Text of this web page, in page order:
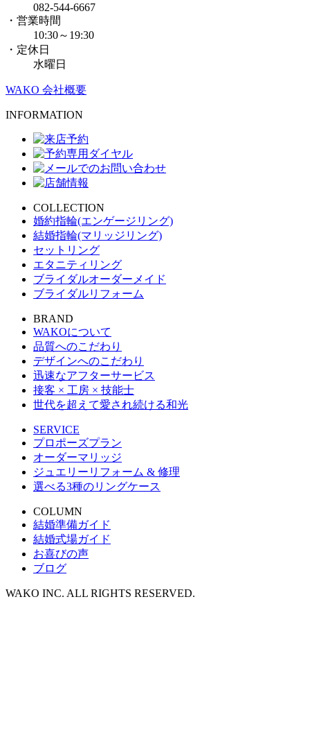
082-544-6667
・営業時間
10:30～19:30
・定休日
水曜日
WAKO 会社概要
INFORMATION
COLLECTION
婚約指輪(エンゲージリング)
結婚指輪(マリッジリング)
セットリング
エタニティリング
ブライダルオーダーメイド
ブライダルリフォーム
BRAND
WAKOについて
品質へのこだわり
デザインへのこだわり
迅速なアフターサービス
接客 × 工房 × 技能士
世代を超えて愛され続ける和光
SERVICE
プロポーズプラン
オーダーマリッジ
ジュエリーリフォーム & 修理
選べる3種のリングケース
COLUMN
結婚準備ガイド
結婚式場ガイド
お喜びの声
ブログ
WAKO INC. ALL RIGHTS RESERVED.